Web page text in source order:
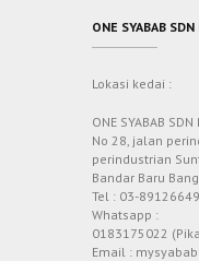
ONE SYABAB SDN
Lokasi kedai :
ONE SYABAB
No 28, jalan
perindustrian
Bandar Baru
Tel : 03-89126649
Whatsapp :
0183175022
Email :